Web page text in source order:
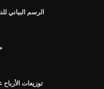
الرسم البياني
توزيعات